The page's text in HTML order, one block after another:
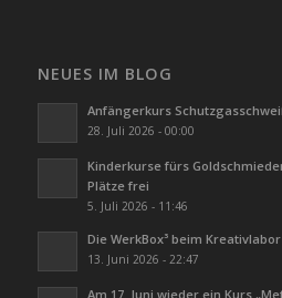
NEUES IM BLOG
Anfängerkurs
28. Juli 2026 - 00:00
Kinderkurse fürs
Plätze frei
5. Juli 2026 - 11:46
Die WerkBox³ beim Kreativlabor
13. Juni 2026 - 22:47
Am 17. Juni wieder ein Kurs